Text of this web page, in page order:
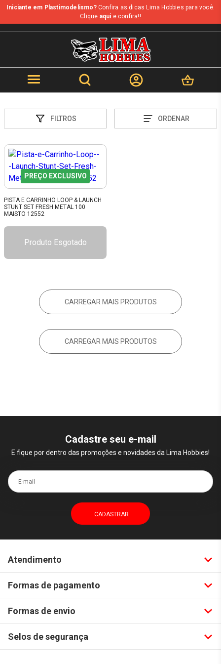
Iniciante em Plastimodelismo?Confira as dicas Lima Hobbies para você.
Clique aqui e confira!!
FILTROS ORDENAR
PREÇO EXCLUSIVO
PISTA E CARRINHO LOOP & LAUNCH
STUNT SET FRESH METAL 100
MAISTO 12552
Produto Esgotado
CARREGAR MAIS PRODUTOS
CARREGAR MAIS PRODUTOS
Cadastre seu e-mail
E fique por dentro das promoções e novidades da Lima Hobbies!
E-mail
Atendimento
Formas de pagamento
Formas de envio
Selos de segurança